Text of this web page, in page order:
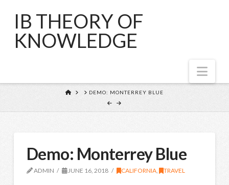
IB THEORY OF
KNOWLEDGE
HOME DEMO: MONTERREY BLUE
Demo: Monterrey Blue
ADMIN JUNE 16, 2018 CALIFORNIA, TRAVEL